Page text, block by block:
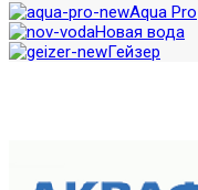
Aqua Pro
Новая вода
Гейзер